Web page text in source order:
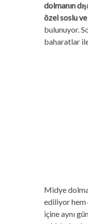
dolmanın
özel soslu
bulunuyor.
baharatlar
Midye
ediliyor hem
içine aynı